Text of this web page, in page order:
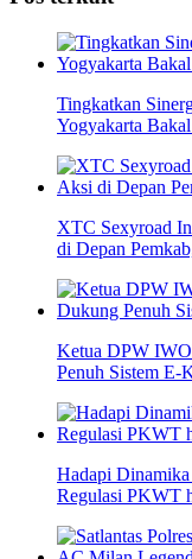
Tingkatkan
Yogyakarta
XTC Sexyroad
di Depan
Ketua DPW
Penuh Sistem E-
Hadapi
Regulasi PKWT